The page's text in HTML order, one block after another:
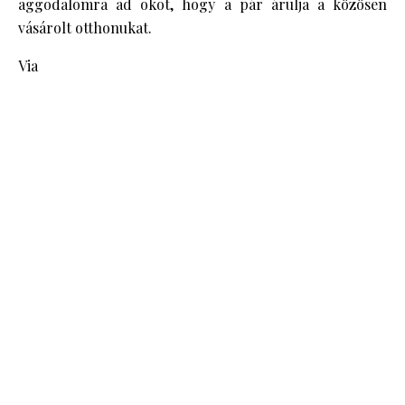
aggodalomra ad okot, hogy a pár árulja a közösen
vásárolt otthonukat.
Via